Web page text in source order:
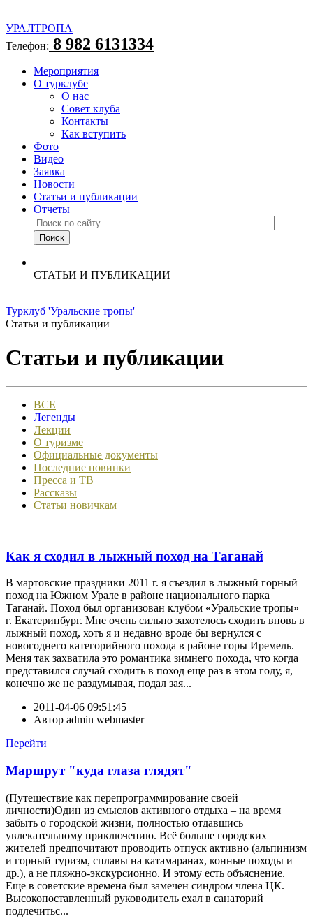
УРАЛТРОПА
Телефон: 8 982 6131334
Мероприятия
О турклубе
О нас
Совет клуба
Контакты
Как вступить
Фото
Видео
Заявка
Новости
Статьи и публикации
Отчеты
СТАТЬИ И ПУБЛИКАЦИИ
Турклуб 'Уральские тропы'
Статьи и публикации
Статьи и публикации
ВСЕ
Легенды
Лекции
О туризме
Официальные документы
Последние новинки
Пресса и ТВ
Рассказы
Статьи новичкам
Как я сходил в лыжный поход на Таганай
В мартовские праздники 2011 г. я съездил в лыжный горный
поход на Южном Урале в районе национального парка
Таганай. Поход был организован клубом «Уральские тропы»
г. Екатеринбург. Мне очень сильно захотелось сходить вновь в
лыжный поход, хоть я и недавно вроде бы вернулся с
новогоднего категорийного похода в районе горы Иремель.
Меня так захватила это романтика зимнего похода, что когда
представился случай сходить в поход еще раз в этом году, я,
конечно же не раздумывая, подал зая...
2011-04-06 09:51:45
Автор admin webmaster
Перейти
Маршрут "куда глаза глядят"
(Путешествие как перепрограммирование своей
личности)Один из смыслов активного отдыха – на время
забыть о городской жизни, полностью отдавшись
увлекательному приключению. Всё больше городских
жителей предпочитают проводить отпуск активно (альпинизм
и горный туризм, сплавы на катамаранах, конные походы и
др.), а не пляжно-экскурсионно. И этому есть объяснение.
Еще в советские времена был замечен синдром члена ЦК.
Высокопоставленный руководитель ехал в санаторий
подлечитьс...